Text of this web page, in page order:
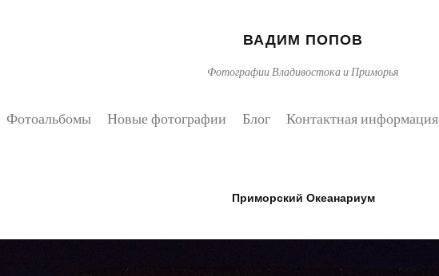
ВАДИМ ПОПОВ
Фотографии Владивостока и Приморья
Фотоальбомы Новые фотографии Блог Контактная информация
Приморский Океанариум